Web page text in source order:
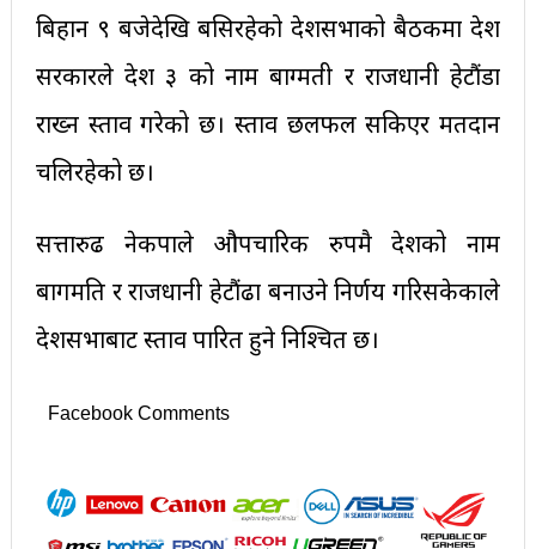
बिहान ९ बजेदेखि बसिरहेको प्रदेशसभाको बैठकमा प्रदेश
सरकारले प्रदेश ३ को नाम बाग्मती र राजधानी हेटौंडा
राख्न प्रस्ताव गरेको छ। प्रस्ताव छलफल सकिएर मतदान
चलिरहेको छ।
सत्तारुढ नेकपाले औपचारिक रुपमै प्रदेशको नाम
बागमति र राजधानी हेटौंढा बनाउने निर्णय गरिसकेकाले
प्रदेशसभाबाट प्रस्ताव पारित हुने निश्चित छ।
Facebook Comments